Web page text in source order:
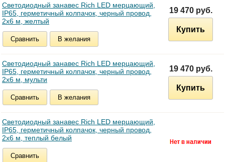
Светодиодный занавес Rich LED мерцающий,
IP65, герметичный колпачок, черный провод,
2х6 м, желтый
Сравнить В желания
19 470 руб.
Купить
Светодиодный занавес Rich LED мерцающий,
IP65, герметичный колпачок, черный провод,
2х6 м, мульти
Сравнить В желания
19 470 руб.
Купить
Светодиодный занавес Rich LED мерцающий,
IP65, герметичный колпачок, черный провод,
2х6 м, теплый белый
Сравнить